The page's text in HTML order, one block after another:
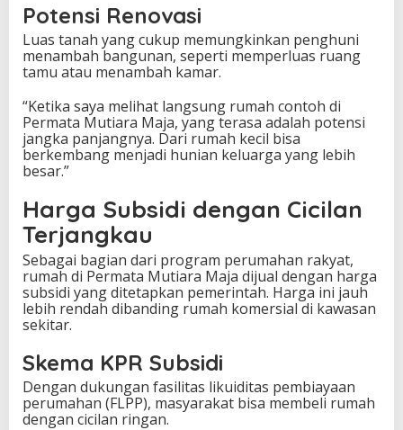
Potensi Renovasi
Luas tanah yang cukup memungkinkan penghuni
menambah bangunan, seperti memperluas ruang
tamu atau menambah kamar.
“Ketika saya melihat langsung rumah contoh di
Permata Mutiara Maja, yang terasa adalah potensi
jangka panjangnya. Dari rumah kecil bisa
berkembang menjadi hunian keluarga yang lebih
besar.”
Harga Subsidi dengan Cicilan
Terjangkau
Sebagai bagian dari program perumahan rakyat,
rumah di Permata Mutiara Maja dijual dengan harga
subsidi yang ditetapkan pemerintah. Harga ini jauh
lebih rendah dibanding rumah komersial di kawasan
sekitar.
Skema KPR Subsidi
Dengan dukungan fasilitas likuiditas pembiayaan
perumahan (FLPP), masyarakat bisa membeli rumah
dengan cicilan ringan.